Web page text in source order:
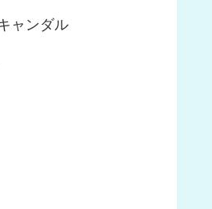
ャンダル